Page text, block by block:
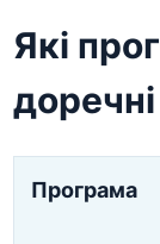
Які
доречні
Програма